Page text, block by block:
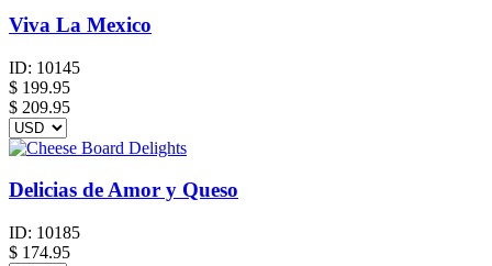
Viva La Mexico
ID: 10145
$ 199.95
$ 209.95
Delicias de Amor y Queso
ID: 10185
$ 174.95